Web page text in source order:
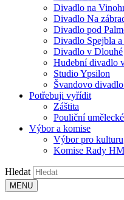
Divadlo na
Divadlo Na
Divadlo pod
Divadlo Spejbla
Divadlo v Dlouhé
Hudební divadlo
Studio Ypsilon
Švandovo
Potřebuji vyřídit
Záštita
Pouliční
Výbor a komise
Výbor pro kulturu
Komise Rady
Hledat
MENU